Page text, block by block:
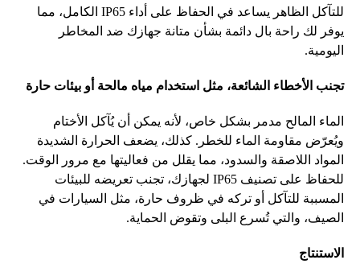
للتآكل الظاهر يساعد في الحفاظ على أداء الكامل، مما
يوفر لك راحة بال دائمة بشأن متانة جهازك ضد المخاطر
اليومية.
تجنب الأخطاء الشائعة، مثل استخدام مياه مالحة أو بيئات حارة
الماء المالح مدمر بشكل خاص، لأنه يمكن أن يُآكل الأختام
ويُعرّض مقاومة الماء للخطر . كذلك، يضعف الحرارة الشديدة
المواد اللاصقة والسدود، مما يقلل من فعاليتها مع مرور الوقت.
للحفاظ على تصنيف لجهازك، تجنب تعريضه للبيئات
المسببة للتآكل أو تركه في ظروف حارة، مثل السيارات في
الصيف، والتي تُسرع البلى وتقوض الحماية.
الاستنتاج